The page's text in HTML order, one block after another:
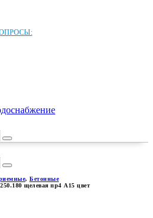
, Бетонные
щелевая пр4 А15 цвет